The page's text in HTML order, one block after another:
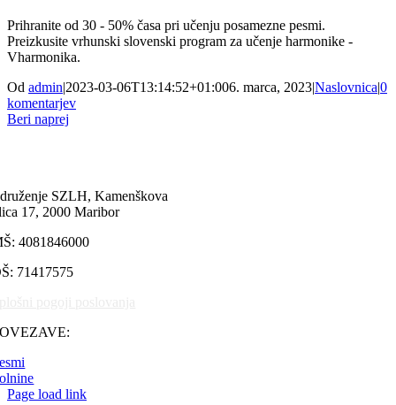
Prihranite od 30 - 50% časa pri učenju posamezne pesmi.
Preizkusite vrhunski slovenski program za učenje harmonike -
Vharmonika.
Od admin|2023-03-06T13:14:52+01:006. marca, 2023|Naslovnica|0
komentarjev
Beri naprej
SZLH, Kamenškova
17, 2000 Maribor
4081846000
71417575
Page load link